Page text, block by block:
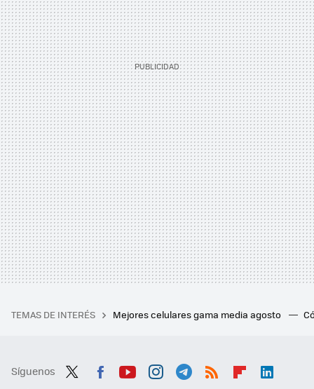
TEMAS DE INTERÉS Mejores celulares gama media agosto
Síguenos